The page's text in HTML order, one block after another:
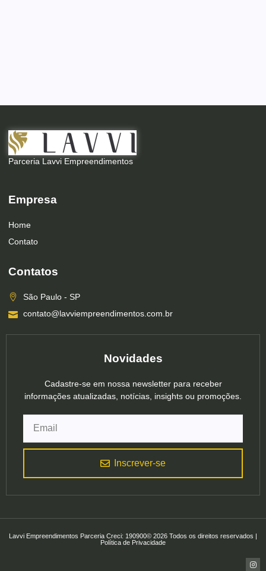
Parceria Lavvi Empreendimentos
Empresa
Home
Contato
Contatos
São Paulo - SP
contato@lavviempreendimentos.com.br
Novidades
Cadastre-se em nossa newsletter para receber
informações atualizadas, notícias, insights ou promoções.
Inscrever-se
Lavvi Empreendimentos Parceria Creci: 190900© 2026 Todos os direitos reservados |
Política de Privacidade